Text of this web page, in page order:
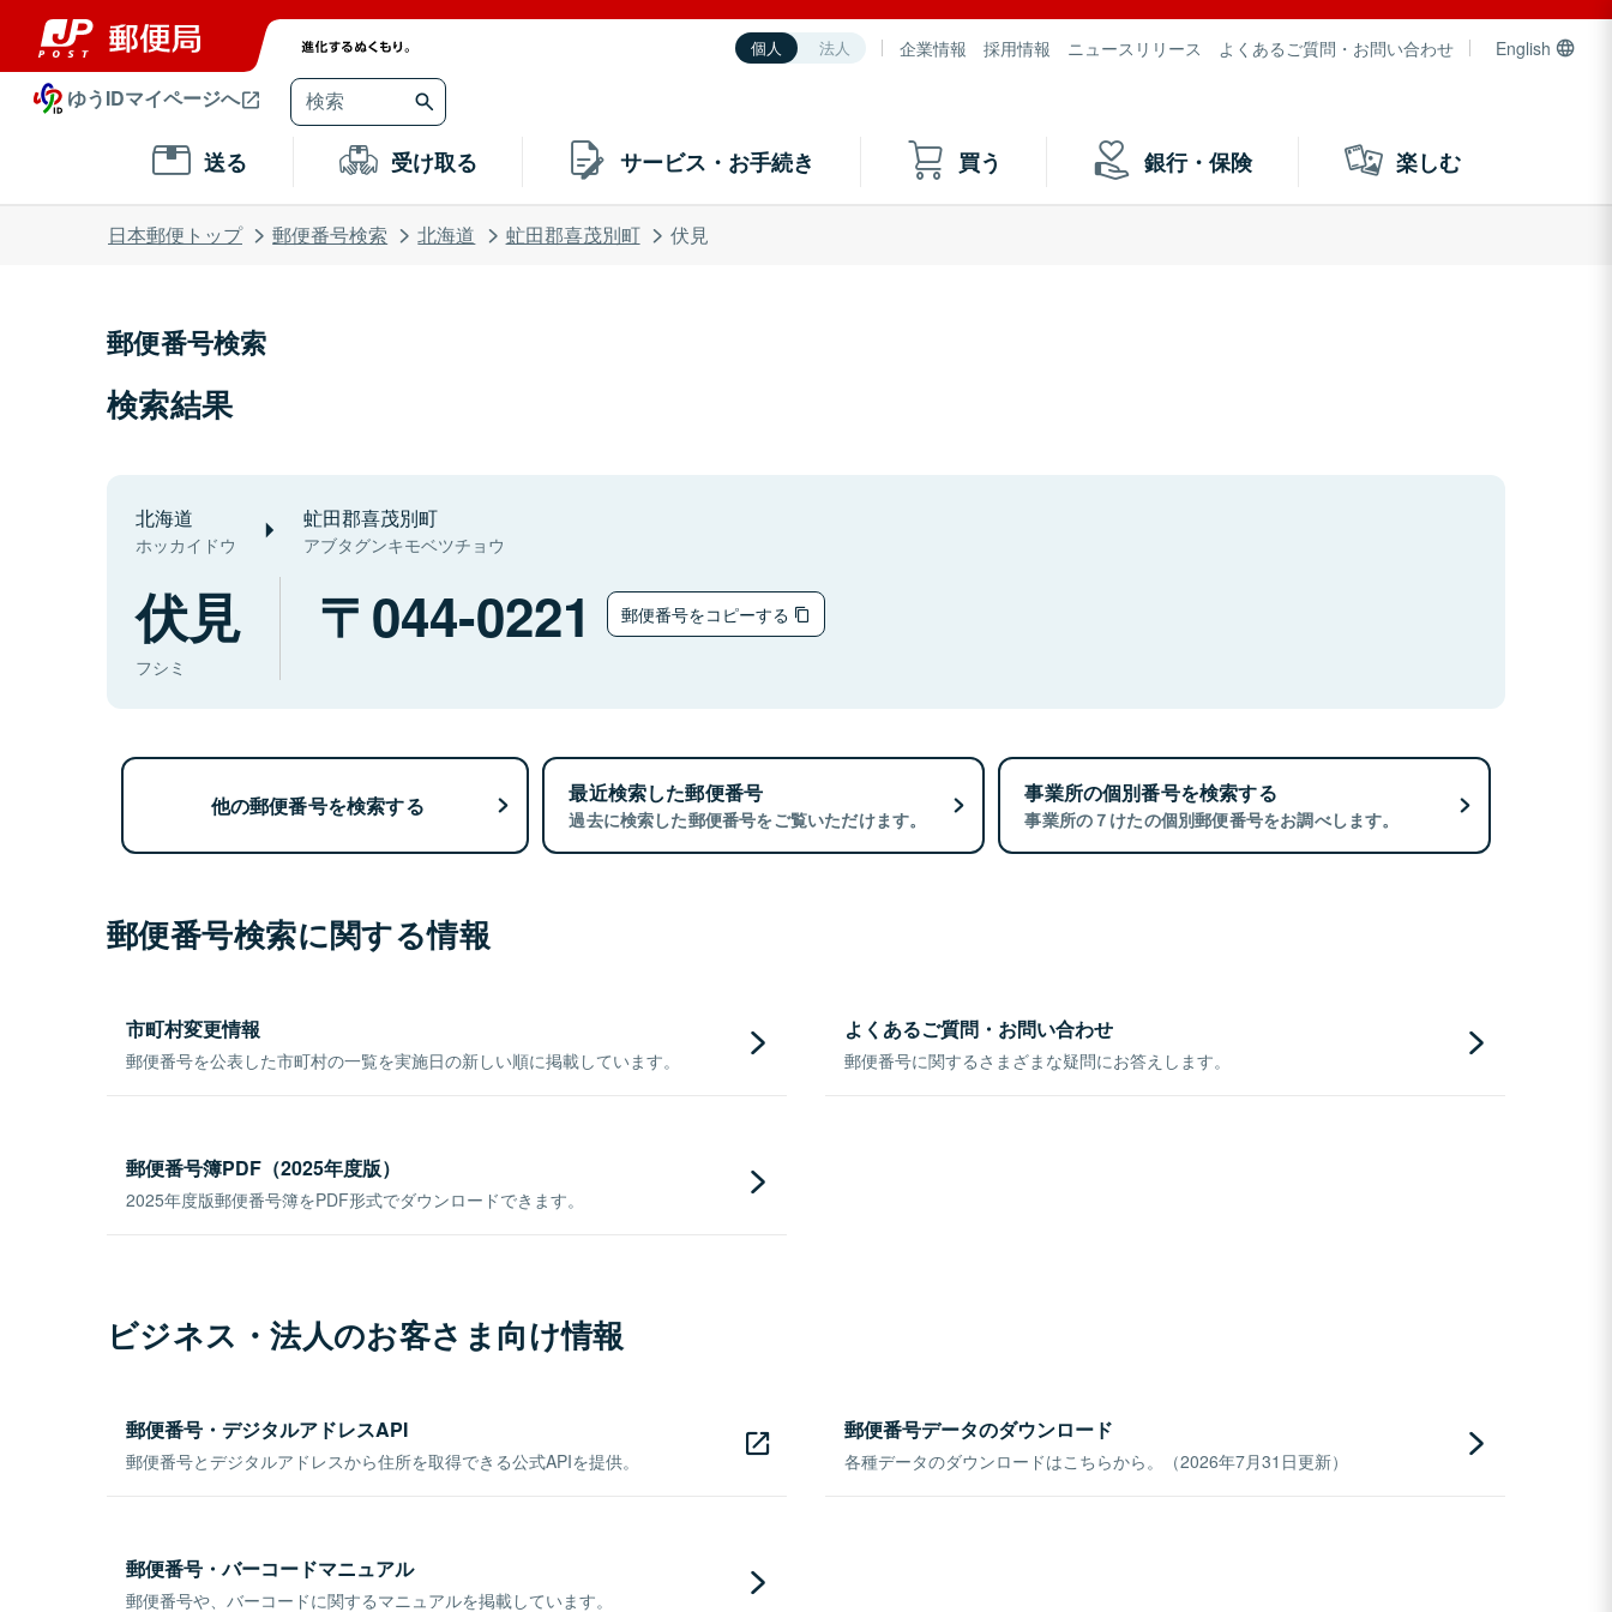
個人 法人 企業情報 採用情報 ニュースリリース よくあるご質問・お問い合わせ English
ゆうIDマイページへ
送る 受け取る サービス・お手続き 買う 銀行・保険 楽しむ
日本郵便トップ 郵便番号検索 北海道 虻田郡喜茂別町 伏見
郵便番号検索
検索結果
北海道
ホッカイドウ
虻田郡喜茂別町
アブタグンキモベツチョウ
伏見
フシミ
044-0221 郵便番号をコピーする
他の郵便番号を検索する 最近検索した郵便番号
過去に検索した郵便番号をご覧いただけます。
事業所の個別番号を検索する
事業所の７けたの個別郵便番号をお調べします。
郵便番号検索に関する情報
市町村変更情報
郵便番号を公表した市町村の一覧を実施日の新しい順に掲載しています。
よくあるご質問・お問い合わせ
郵便番号に関するさまざまな疑問にお答えします。
郵便番号簿PDF（2025年度版）
2025年度版郵便番号簿をPDF形式でダウンロードできます。
ビジネス・法人のお客さま向け情報
郵便番号・デジタルアドレスAPI
郵便番号とデジタルアドレスから住所を取得できる公式APIを提供。
郵便番号データのダウンロード
各種データのダウンロードはこちらから。（2026年7月31日更新）
郵便番号・バーコードマニュアル
郵便番号や、バーコードに関するマニュアルを掲載しています。